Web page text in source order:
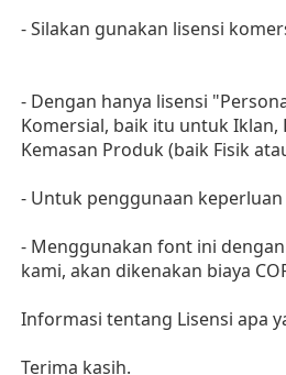
- Silakan gunakan lisensi
- Dengan hanya lisensi
Komersial, baik itu untuk Iklan,
Kemasan Produk (baik Fisik
- Untuk penggunaan
- Menggunakan font ini
kami, akan dikenakan biaya
Informasi tentang Lisensi apa
Terima kasih.